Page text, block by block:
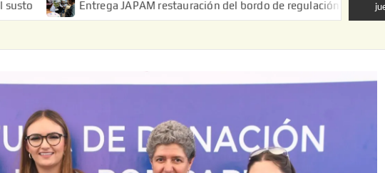
Entrega JAPAM restauración del bordo de regulación en el Ejido de Puerta de